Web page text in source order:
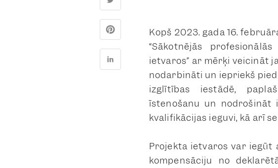
Kopš 2023. gada 16.
“Sākotnējās
ietvaros” ar mērķi veicināt
nodarbināti un iepriekš
izglītības iestādē,
īstenošanu un nodrošināt
kvalifikācijas ieguvi, kā arī
Projekta ietvaros var iegūt
kompensāciju no